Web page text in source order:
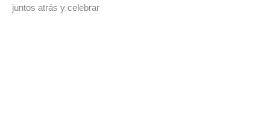
juntos atrás y celebrar